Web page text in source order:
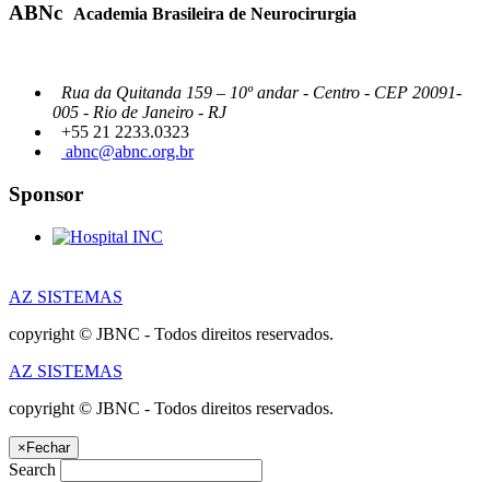
ABNc Academia Brasileira de Neurocirurgia
Rua da Quitanda 159 – 10º andar - Centro - CEP 20091-
005 - Rio de Janeiro - RJ
+55 21 2233.0323
abnc@abnc.org.br
Sponsor
AZ SISTEMAS
copyright © JBNC - Todos direitos reservados.
AZ SISTEMAS
copyright © JBNC - Todos direitos reservados.
×Fechar
Search